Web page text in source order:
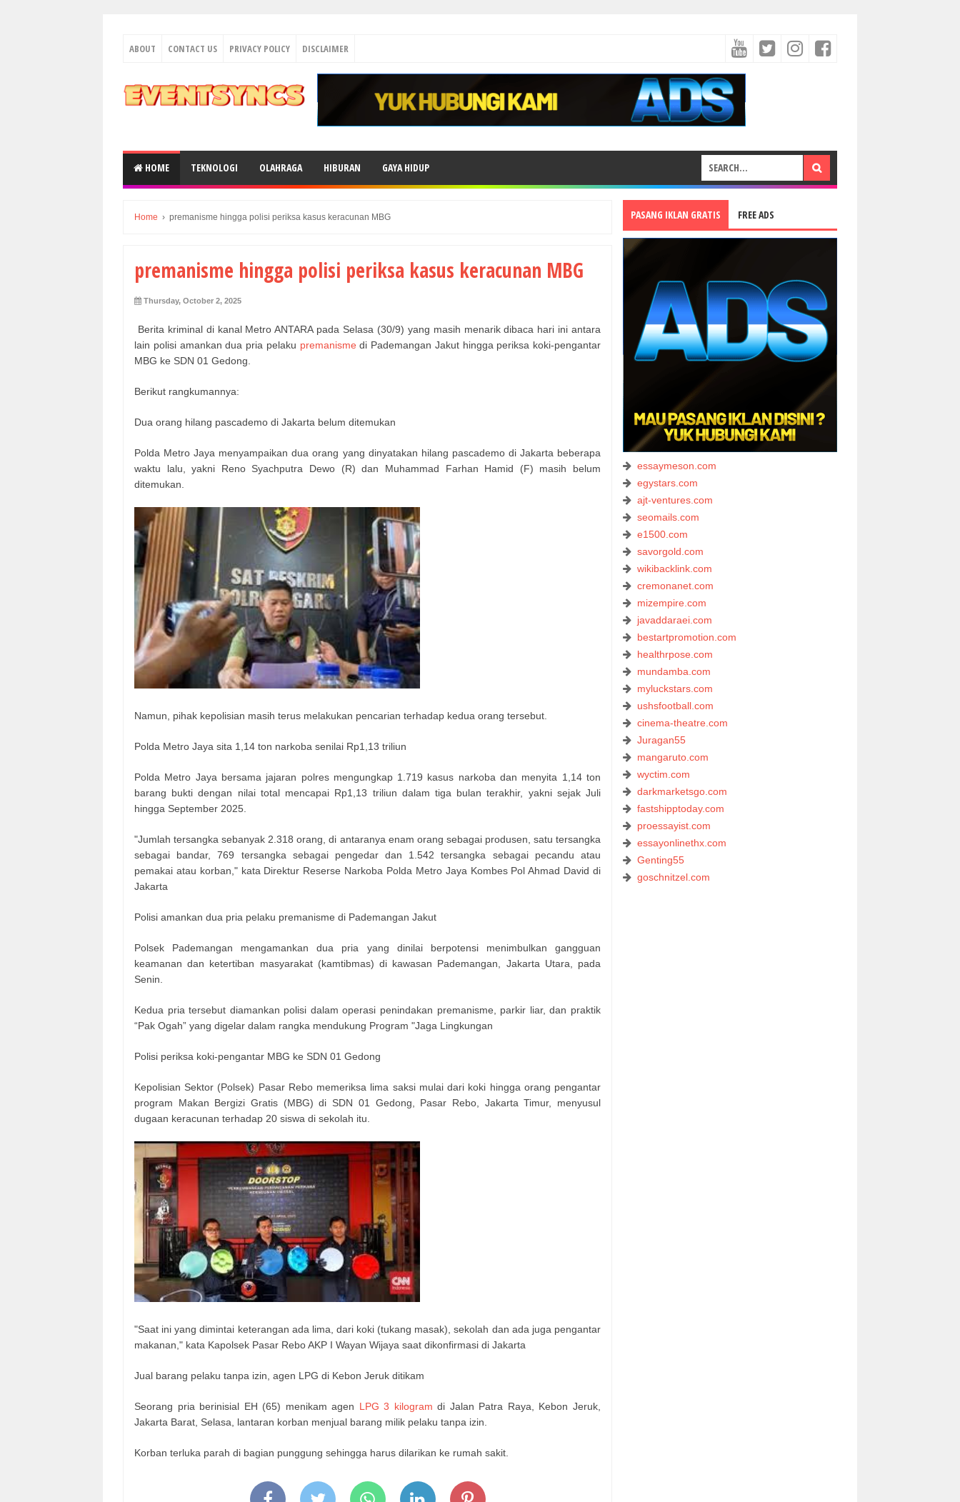
ABOUT CONTACT US PRIVACY POLICY DISCLAIMER
HOME TEKNOLOGI OLAHRAGA HIBURAN GAYA HIDUP
Home › premanisme hingga polisi periksa kasus keracunan MBG
premanisme hingga polisi periksa kasus keracunan MBG
Thursday, October 2, 2025
Berita kriminal di kanal Metro ANTARA pada Selasa (30/9) yang masih menarik dibaca hari ini antara
lain polisi amankan dua pria pelaku premanismedi Pademangan Jakut hingga periksa koki-pengantar
MBG ke SDN 01 Gedong.
Berikut rangkumannya:
Dua orang hilang pascademo di Jakarta belum ditemukan
Polda Metro Jaya menyampaikan dua orang yang dinyatakan hilang pascademo di Jakarta beberapa
waktu lalu, yakni Reno Syachputra Dewo (R) dan Muhammad Farhan Hamid (F) masih belum
ditemukan.
Namun, pihak kepolisian masih terus melakukan pencarian terhadap kedua orang tersebut.
Polda Metro Jaya sita 1,14 ton narkoba senilai Rp1,13 triliun
Polda Metro Jaya bersama jajaran polres mengungkap 1.719 kasus narkoba dan menyita 1,14 ton
barang bukti dengan nilai total mencapai Rp1,13 triliun dalam tiga bulan terakhir, yakni sejak Juli
hingga September 2025.
"Jumlah tersangka sebanyak 2.318 orang, di antaranya enam orang sebagai produsen, satu tersangka
sebagai bandar, 769 tersangka sebagai pengedar dan 1.542 tersangka sebagai pecandu atau
pemakai atau korban," kata Direktur Reserse Narkoba Polda Metro Jaya Kombes Pol Ahmad David di
Jakarta
Polisi amankan dua pria pelaku premanisme di Pademangan Jakut
Polsek Pademangan mengamankan dua pria yang dinilai berpotensi menimbulkan gangguan
keamanan dan ketertiban masyarakat (kamtibmas) di kawasan Pademangan, Jakarta Utara, pada
Senin.
Kedua pria tersebut diamankan polisi dalam operasi penindakan premanisme, parkir liar, dan praktik
“Pak Ogah” yang digelar dalam rangka mendukung Program "Jaga Lingkungan
Polisi periksa koki-pengantar MBG ke SDN 01 Gedong
Kepolisian Sektor (Polsek) Pasar Rebo memeriksa lima saksi mulai dari koki hingga orang pengantar
program Makan Bergizi Gratis (MBG) di SDN 01 Gedong, Pasar Rebo, Jakarta Timur, menyusul
dugaan keracunan terhadap 20 siswa di sekolah itu.
"Saat ini yang dimintai keterangan ada lima, dari koki (tukang masak), sekolah dan ada juga pengantar
makanan," kata Kapolsek Pasar Rebo AKP I Wayan Wijaya saat dikonfirmasi di Jakarta
Jual barang pelaku tanpa izin, agen LPG di Kebon Jeruk ditikam
Seorang pria berinisial EH (65) menikam agen LPG 3 kilogram di Jalan Patra Raya, Kebon Jeruk,
Jakarta Barat, Selasa, lantaran korban menjual barang milik pelaku tanpa izin.
Korban terluka parah di bagian punggung sehingga harus dilarikan ke rumah sakit.
PASANG IKLAN GRATIS FREE ADS
essaymeson.com
egystars.com
ajt-ventures.com
seomails.com
e1500.com
savorgold.com
wikibacklink.com
cremonanet.com
mizempire.com
javaddaraei.com
bestartpromotion.com
healthrpose.com
mundamba.com
myluckstars.com
ushsfootball.com
cinema-theatre.com
Juragan55
mangaruto.com
wyctim.com
darkmarketsgo.com
fastshipptoday.com
proessayist.com
essayonlinethx.com
Genting55
goschnitzel.com